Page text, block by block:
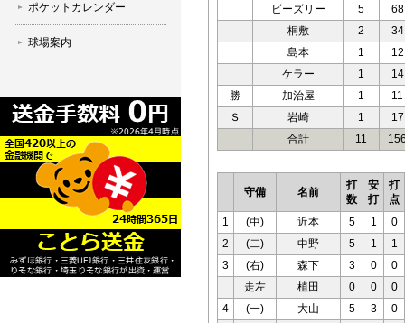
ポケットカレンダー
球場案内
ビーズリー 5
68
桐敷
2
34
島本
1
12
ケラー
1
14
勝
加治屋 1
11
Ｓ
岩崎 1
17
合計
11
守備 名前
打
数
安
打
打
点
1
(中) 近本 5 1
0
2
(二) 中野 5 1
1
3
(右) 森下 3 0
0
走左
植田 0 0
0
4
(一) 大山 5 3
0